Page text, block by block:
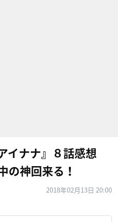
イナナ』８話感想
の神回来る！
2018年02月13日 20:00